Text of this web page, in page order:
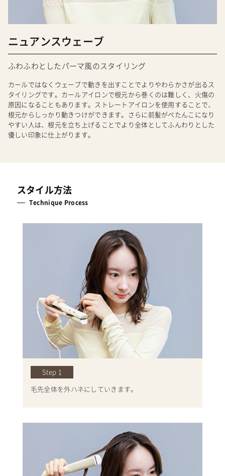
ニュアンスウェーブ
ふわふわとしたパーマ風のスタイリング
カールではなくウェーブで動きを出すことでよりやわらかさが出るス
タイリングです。カールアイロンで根元から巻くのは難しく、火傷の
原因になることもあります。ストレートアイロンを使用することで、
根元からしっかり動きつけができます。さらに前髪がぺたんこになり
やすい人は、根元を立ち上げることでより全体としてふんわりとした
優しい印象に仕上がります。
スタイル方法
Technique Process
Step 1
毛先全体を外ハネにしていきます。